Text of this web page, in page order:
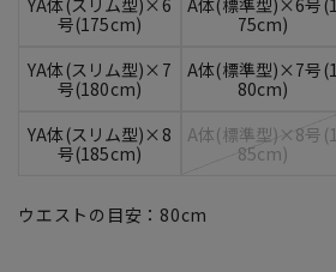
号(175cm)
75cm)
YA体(スリム型)×7
号(180cm)
A体(標準型)×7号(1
80cm)
YA体(スリム型)×8
号(185cm)
A体(標準型)×8号(1
85cm)
ウエストの目安： 80cm